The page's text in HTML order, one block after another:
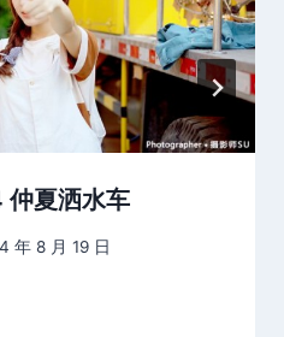
夏洒水车
年 8 月 19 日